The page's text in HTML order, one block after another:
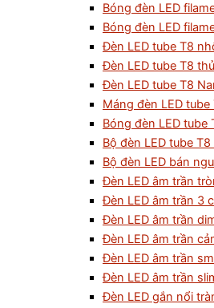
Bóng đèn LED
Bóng đèn LED
Đèn LED tube T8
Đèn LED tube T8
Đèn LED tube T8
Máng đèn LED tube
Bóng đèn LED tube
Bộ đèn LED tube
Bộ đèn LED bán
Đèn LED âm trần
Đèn LED âm trần 3
Đèn LED âm trần
Đèn LED âm trần
Đèn LED âm trần
Đèn LED âm trần
Đèn LED gắn nổi